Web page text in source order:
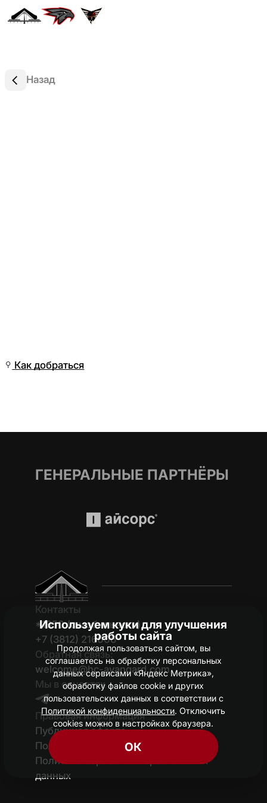
Назад
Как добраться
ГЕНЕРАЛЬНЫЕ ПАРТНЁРЫ
Контакты
*1950 (c мобильного)
+7 (3812) 216006
Обратная связь:
welcome@hc-avangard.com
Мы в соцсетях
Правовая информация
Публичная оферта
Политика конфиденциальности
Политика обработки персональных
данных
Используем куки для улучшения
работы сайта
Продолжая пользоваться сайтом, вы
соглашаетесь на обработку персональных
данных сервисами «Яндекс Метрика»,
обработку файлов cookie и других
пользовательских данных в соответствии с
Политикой конфиденциальности. Отключить
cookies можно в настройках браузера.
ОК